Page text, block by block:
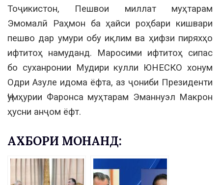
Тоҷикистон, Пешвои миллат муҳтарам
Эмомалӣ Раҳмон ба ҳайси роҳбари кишвари
пешво дар умури обу иқлим ва ҳифзи пиряхҳо
ифтитоҳ намуданд. Маросими ифтитоҳ сипас
бо суханронии Мудири кулли ЮНЕСКО хонум
Одри Азуле идома ёфта, аз ҷониби Президенти
Ҷумҳурии Фаронса муҳтарам Эманнуэл Макрон
ҳусни анҷом ёфт.
АХБОРИ МОНАНД: